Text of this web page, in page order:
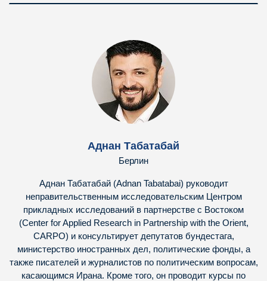
Аднан Табатабай
Берлин
Аднан Табатабай (Adnan Tabatabai) руководит
неправительственным исследовательским Центром
прикладных исследований в партнерстве с Востоком
(Center for Applied Research in Partnership with the Orient,
CARPO) и консультирует депутатов бундестага,
министерство иностранных дел, политические фонды, а
также писателей и журналистов по политическим вопросам,
касающимся Ирана. Кроме того, он проводит курсы по